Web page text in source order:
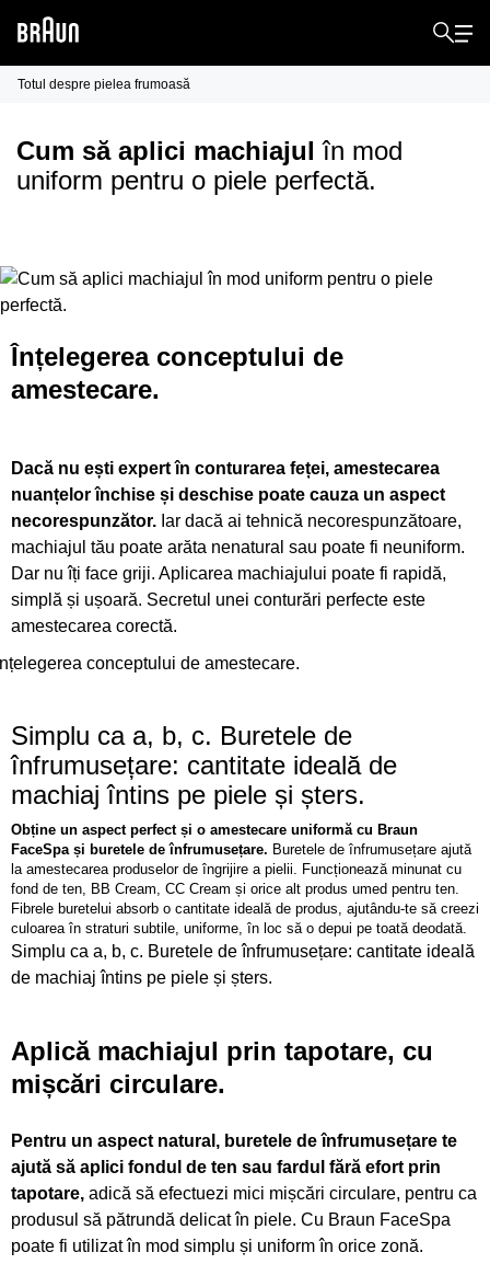
Totul despre pielea frumoasă
Cum să aplici machiajul în mod
uniform pentru o piele perfectă.
Înțelegerea conceptului de
amestecare.
Dacă nu ești expert în conturarea feței, amestecarea
nuanțelor închise și deschise poate cauza un aspect
necorespunzător. Iar dacă ai tehnică necorespunzătoare,
machiajul tău poate arăta nenatural sau poate fi neuniform.
Dar nu îți face griji. Aplicarea machiajului poate fi rapidă,
simplă și ușoară. Secretul unei conturări perfecte este
amestecarea corectă.
conceptului de amestecare.
Simplu ca a, b, c. Buretele de
înfrumusețare: cantitate ideală de
machiaj întins pe piele și șters.
Obține un aspect perfect și o amestecare uniformă cu Braun
FaceSpa și buretele de înfrumusețare. Buretele de înfrumusețare ajută
la amestecarea produselor de îngrijire a pielii. Funcționează minunat cu
fond de ten, BB Cream, CC Cream și orice alt produs umed pentru ten.
Fibrele buretelui absorb o cantitate ideală de produs, ajutându-te să creezi
culoarea în straturi subtile, uniforme, în loc să o depui pe toată deodată.
Simplu ca a, b, c. Buretele de înfrumusețare: cantitate ideală
de machiaj întins pe piele și șters.
Aplică machiajul prin tapotare, cu
mișcări circulare.
Pentru un aspect natural, buretele de înfrumusețare te
ajută să aplici fondul de ten sau fardul fără efort prin
tapotare, adică să efectuezi mici mișcări circulare, pentru ca
produsul să pătrundă delicat în piele. Cu Braun FaceSpa
poate fi utilizat în mod simplu și uniform în orice zonă.